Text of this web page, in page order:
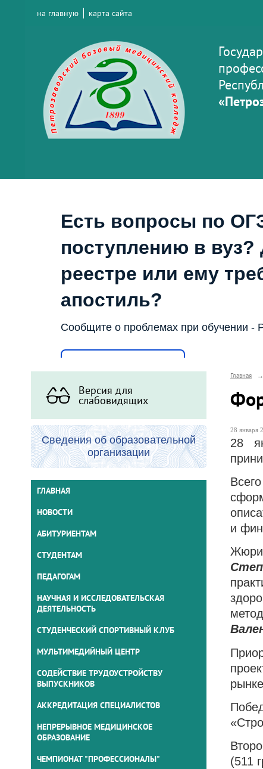
на главную карта сайта
Есть вопросы по
поступлению в
реестре или ему
апостиль?
Сообщите о проблемах при обучении -
Версия для
слабовидящих
Сведения об образовательной
организации
ГЛАВНАЯ
НОВОСТИ
АБИТУРИЕНТАМ
СТУДЕНТАМ
ПЕДАГОГАМ
НАУЧНАЯ И ИССЛЕДОВАТЕЛЬСКАЯ
ДЕЯТЕЛЬНОСТЬ
СТУДЕНЧЕСКИЙ СПОРТИВНЫЙ КЛУБ
МУЛЬТИМЕДИЙНЫЙ ЦЕНТР
СОДЕЙСТВИЕ ТРУДОУСТРОЙСТВУ
ВЫПУСКНИКОВ
АККРЕДИТАЦИЯ СПЕЦИАЛИСТОВ
НЕПРЕРЫВНОЕ МЕДИЦИНСКОЕ
ОБРАЗОВАНИЕ
ЧЕМПИОНАТ "ПРОФЕССИОНАЛЫ"
Главная →
28 января
28
и
Жюри
(511